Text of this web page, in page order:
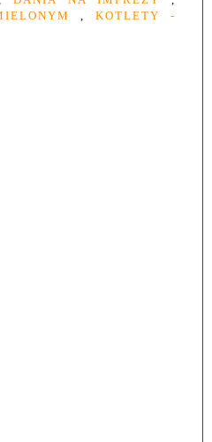
KOTLETY -